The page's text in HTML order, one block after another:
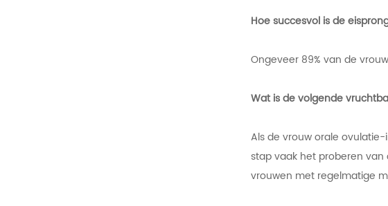
Hoe succesvol is de
Ongeveer 89% van de
Wat is de volgende
Als de vrouw orale
stap vaak het proberen
vrouwen met regelmatige